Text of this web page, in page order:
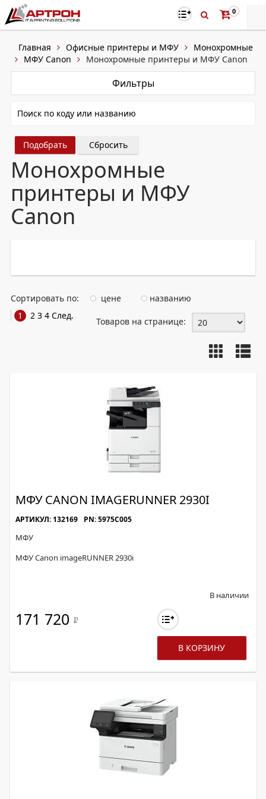
0
Главная Офисные принтеры и МФУ
Монохромные
МФУ Canon
Монохромные принтеры и МФУ Canon
Фильтры
Сбросить
Монохромные
принтеры и МФУ
Canon
Сортировать по: цене
названию
1
2 3 4 След.
Товаров на странице:
МФУ CANON IMAGERUNNER 2930I
АРТИКУЛ: 132169 PN: 5975C005
МФУ
МФУ Canon imageRUNNER 2930i
В наличии
171 720 Р
В КОРЗИНУ